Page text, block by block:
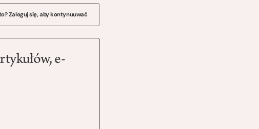
Zaloguj się, aby kontynuuwać
e-